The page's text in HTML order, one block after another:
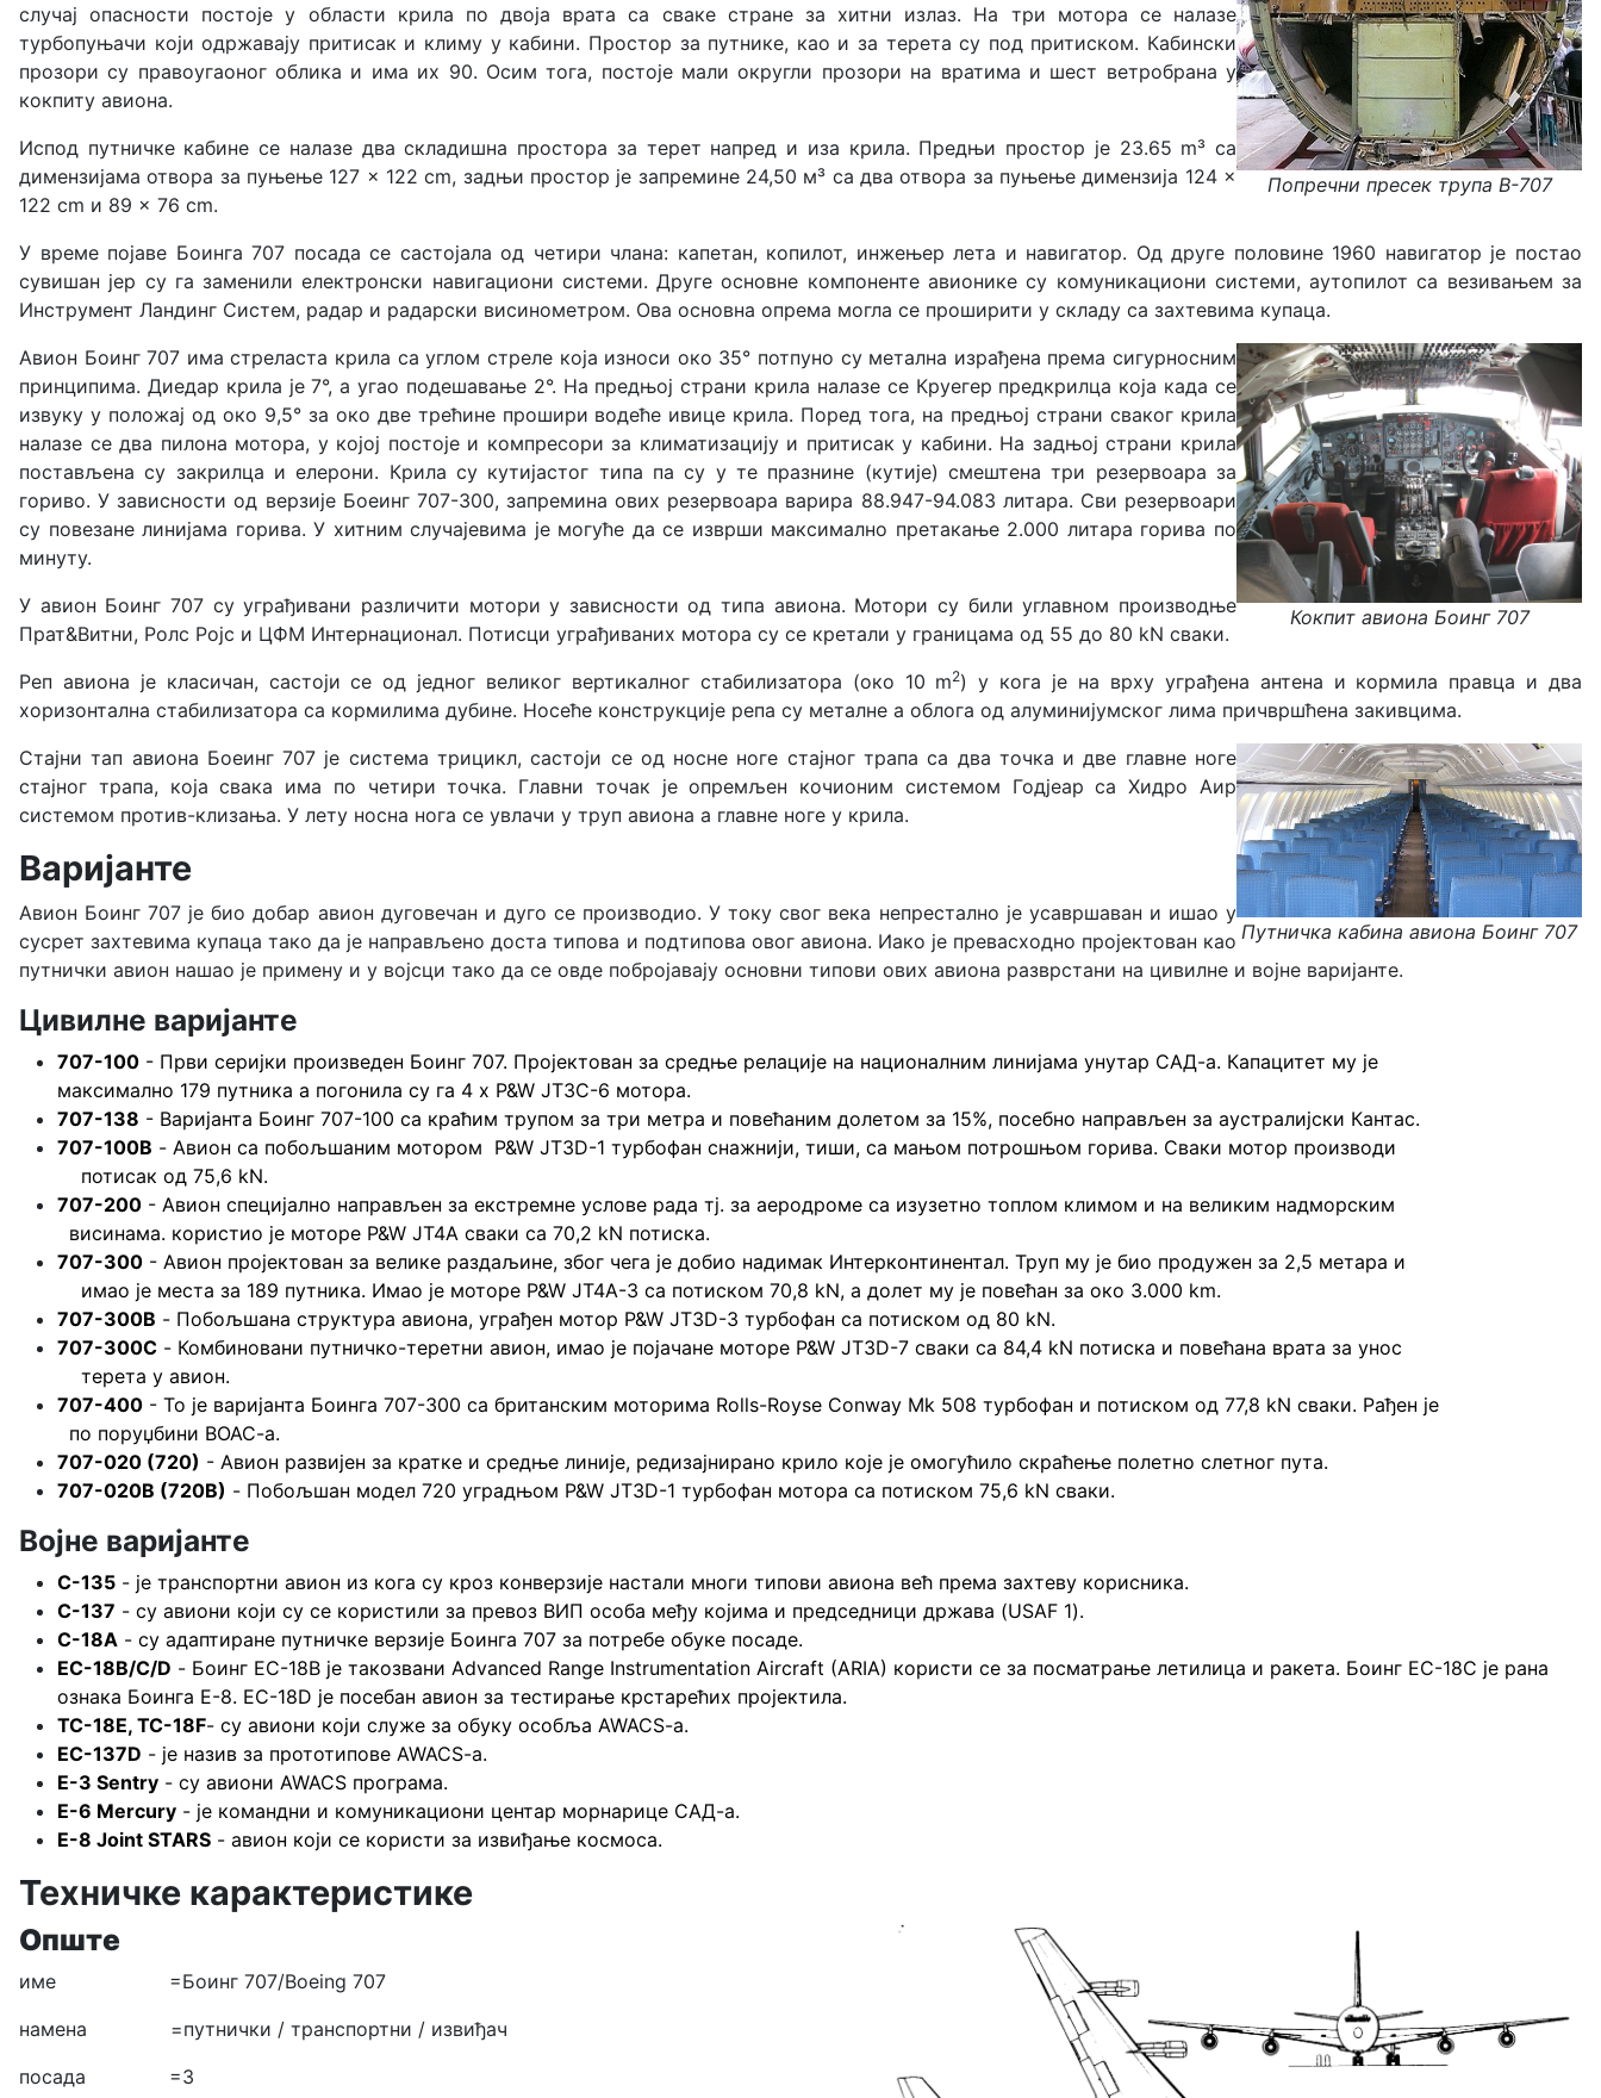
Попречни пресек трупа B-707
случај опасности постоје у области крила по двоја врата са сваке стране за хитни излаз. На три мотора се налазе
турбопуњачи који одржавају притисак и климу у кабини. Простор за путнике, као и за терета су под притиском. Кабински
прозори су правоугаоног облика и има их 90. Осим тога, постоје мали округли прозори на вратима и шест ветробрана у
кокпиту авиона.
Испод путничке кабине се налазе два складишна простора за терет напред и иза крила. Предњи простор је 23.65 m³ са
димензијама отвора за пуњење 127 × 122 cm, задњи простор је запремине 24,50 м³ са два отвора за пуњење димензија 124 ×
122 cm и 89 × 76 cm.
У време појаве Боинга 707 посада се састојала од четири члана: капетан, копилот, инжењер лета и навигатор. Од друге половине 1960 навигатор је постао
сувишан јер су га заменили електронски навигациони системи. Друге основне компоненте авионике су комуникациони системи, аутопилот са везивањем за
Инструмент Ландинг Систем, радар и радарски висинометром. Ова основна опрема могла се проширити у складу са захтевима купаца.
Кокпит авиона Боинг 707
Авион Боинг 707 има стреласта крила са углом стреле која износи око 35° потпуно су метална израђена према сигурносним
принципима. Диедар крила је 7°, а угао подешавање 2°. На предњој страни крила налазе се Круегер предкрилца која када се
извуку у положај од око 9,5° за око две трећине прошири водеће ивице крила. Поред тога, на предњој страни сваког крила
налазе се два пилона мотора, у којој постоје и компресори за климатизацију и притисак у кабини. На задњој страни крила
постављена су закрилца и елерони. Крила су кутијастог типа па су у те празнине (кутије) смештена три резервоара за
гориво. У зависности од верзије Боеинг 707-300, запремина ових резервоара варира 88.947-94.083 литара. Сви резервоари
су повезане линијама горива. У хитним случајевима је могуће да се изврши максимално претакање 2.000 литара горива по
минуту.
У авион Боинг 707 су уграђивани различити мотори у зависности од типа авиона. Мотори су били углавном производње
Прат&Витни, Ролс Ројс и ЦФМ Интернационал. Потисци уграђиваних мотора су се кретали у границама од 55 до 80 kN сваки.
Реп авиона је класичан, састојисеод једног великог вертикалног стабилизатора (око 10 m2) у кога је на врху уграђена антена и кормила правца и два
хоризонтална стабилизатора са кормилима дубине. Носеће конструкције репа су металне а облога од алуминијумског лима причвршћена закивцима.
Путничка кабина авиона Боинг 707
Стајни тап авиона Боеинг 707 је система трицикл, састоји се од носне ноге стајног трапа са два точка и две главне ноге
стајног трапа, која свака има по четири точка. Главни точак је опремљен кочионим системом Годјеар са Хидро Аир
системом против-клизања. У лету носна нога се увлачи у труп авиона а главне ноге у крила.
Варијанте
Авион Боинг 707 је био добар авион дуговечан и дуго се производио. У току свог века непрестално је усавршаван и ишао у
сусрет захтевима купаца тако да је направљено доста типова и подтипова овог авиона. Иако је превасходно пројектован као
путнички авион нашао је примену и у војсци тако да се овде побројавају основни типови ових авиона разврстани на цивилне и војне варијанте.
Цивилне варијанте
707-100 - Први серијки произведен Боинг 707. Пројектован за средње релације на националним линијама унутар САД-а. Капацитет му је
максимално 179 путника а погонила су га 4 х P&W JT3C-6 мотора.
707-138 - Варијанта Боинг 707-100 са краћим трупом за три метра и повећаним долетом за 15%, посебно направљен за аустралијски Кантас.
707-100B - Авион са побољшаним мотором P&W JT3D-1 турбофан снажнији, тиши, са мањом потрошњом горива. Сваки мотор производи
потисак од 75,6 kN.
707-200 - Авион специјално направљен за екстремне услове рада тј. за аеродроме са изузетно топлом климом и на великим надморским
висинама. користио је моторе P&W JT4A сваки са 70,2 kN потиска.
707-300 - Авион пројектован за велике раздаљине, због чега је добио надимак Интерконтинентал. Труп му је био продужен за 2,5 метара и
имао је места за 189 путника. Имао је моторе P&W JT4A-3 са потиском 70,8 kN, а долет му је повећан за око 3.000 km.
707-300B - Побољшана структура авиона, уграђен мотор P&W JT3D-3 турбофан са потиском од 80 kN.
707-300C - Комбиновани путничко-теретни авион, имао је појачане моторе P&W JT3D-7 сваки са 84,4 kN потиска и повећана врата за унос
терета у авион.
707-400 - То је варијанта Боинга 707-300 са британским моторима Rolls-Royse Conway Mk 508 турбофан и потиском од 77,8 kN сваки. Рађен је
по поруџбини BOAC-a.
707-020 (720) - Авион развијен за кратке и средње линије, редизајнирано крило које је омогућило скраћење полетно слетног пута.
707-020B (720B) - Побољшан модел 720 уградњом P&W JT3D-1 турбофан мотора са потиском 75,6 kN сваки.
Војне варијанте
C-135 - је транспортни авион из кога су кроз конверзије настали многи типови авиона већ према захтеву корисника.
C-137 - су авиони који су се користили за превоз ВИП особа међу којима и председници држава (USAF 1).
С-18A - су адаптиране путничке верзије Боинга 707 за потребе обуке посаде.
ЕC-18B/C/D - Боинг ЕC-18B је такозвани Advanced Range Instrumentation Aircraft (ARIA) користи се за посматрање летилица и ракета. Боинг ЕC-18C је ранa
ознака Боингa Е-8. ЕC-18D је посебан авион за тестирање крстарећих пројектила.
TC-18E, TC-18F- су авиони који служе за обуку особља AWACS-a.
EC-137D - је назив за прототипове AWACS-a.
E-3 Sentry - су авиони AWACS програма.
Е-6 Mercury - је командни и комуникациони центар морнарице САД-а.
Е-8 Joint STARS - авион који се користи за извиђање космоса.
Техничке карактеристике
Опште
име =Боинг 707/Boeing 707
намена =путнички / транспортни / извиђач
посада =3